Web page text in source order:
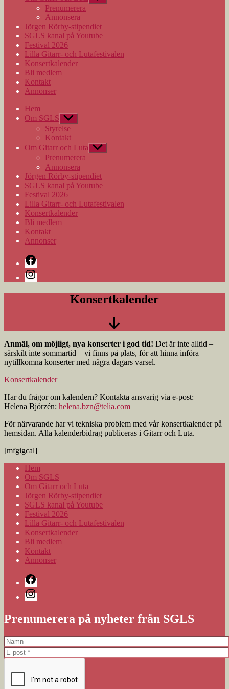
undermeny
Prenumerera
Annonsera
Jörgen Rörby-stipendiet
SGLS kanal på Youtube
Festival 2026
Lilla Gitarr- och Lutafestivalen
Konsertkalender
Bli medlem
Kontakt
Annonser
Hem
Om SGLS Visa
undermeny
Styrelse
Kontakt
Om Gitarr och Luta Visa
undermeny
Prenumerera
Annonsera
Jörgen Rörby-stipendiet
SGLS kanal på Youtube
Festival 2026
Lilla Gitarr- och Lutafestivalen
Konsertkalender
Bli medlem
Kontakt
Annonser
Facebook
Instagram
Konsertkalender
ned
Anmäl, om möjligt, nya konserter i god tid! Det är inte alltid –
särskilt inte sommartid – vi finns på plats, för att hinna införa
nytillkomna konserter med några dagars varsel.
Konsertkalender
Har du frågor om kalendern? Kontakta ansvarig via e-post:
Helena Björzén: helena.bzn@telia.com
För närvarande har vi tekniska problem med vår konsertkalender på
hemsidan. Alla kalenderbidrag publiceras i Gitarr och Luta.
[mfgigcal]
Hem
Om SGLS
Om Gitarr och Luta
Jörgen Rörby-stipendiet
SGLS kanal på Youtube
Festival 2026
Lilla Gitarr- och Lutafestivalen
Konsertkalender
Bli medlem
Kontakt
Annonser
Facebook
Instagram
Prenumerera på nyheter från SGLS